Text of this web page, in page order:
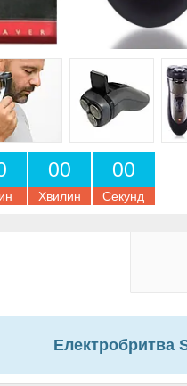
00
Хвилин
00
Секунд
Електробритва